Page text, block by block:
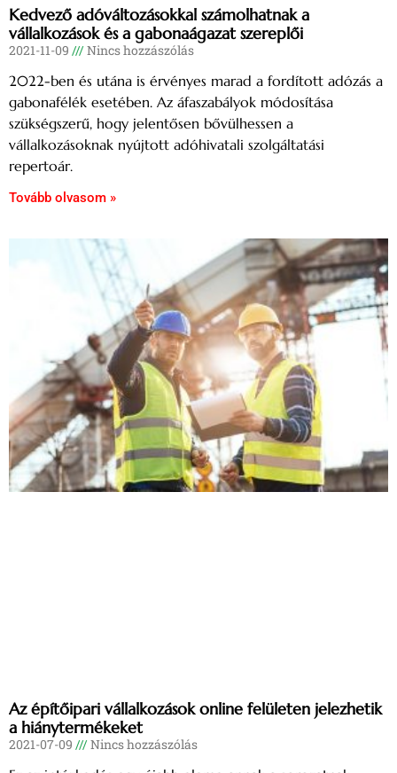
Kedvező adóváltozásokkal számolhatnak a
vállalkozások és a gabonaágazat szereplői
2021-11-09 Nincs hozzászólás
2022-ben és utána is érvényes marad a fordított adózás a
gabonafélék esetében. Az áfaszabályok módosítása
szükségszerű, hogy jelentősen bővülhessen a
vállalkozásoknak nyújtott adóhivatali szolgáltatási
repertoár.
Tovább olvasom »
Az építőipari vállalkozások online felületen jelezhetik
a hiánytermékeket
2021-07-09 Nincs hozzászólás